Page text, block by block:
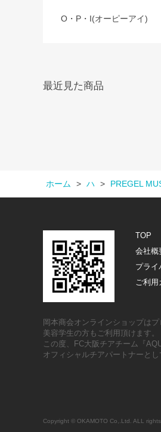
O・P・I(オーピーアイ)
最近見た商品
ホーム > ハ > PREGEL
TOP
会社概
プライ
ご利用
岡本商会オンラインショップは
美容学生の方もご利用頂けます。
この度、FC大阪チアチーム『
オフィシャルチアパートナーと
Copyright © OKAMOTO Co,.Ltd. ALL rights